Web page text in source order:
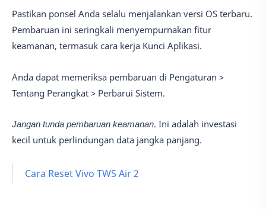
Pastikan ponsel Anda selalu menjalankan versi OS terbaru.
Pembaruan ini seringkali menyempurnakan fitur
keamanan, termasuk cara kerja Kunci Aplikasi.
Anda dapat memeriksa pembaruan di Pengaturan >
Tentang Perangkat > Perbarui Sistem.
Jangan tunda pembaruan keamanan. Ini adalah investasi
kecil untuk perlindungan data jangka panjang.
Cara Reset Vivo TWS Air 2